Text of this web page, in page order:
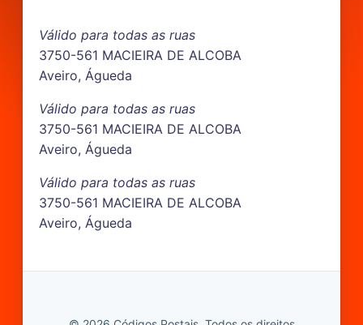
Válido para todas as ruas
3750-561 MACIEIRA DE ALCOBA
Aveiro, Águeda
Válido para todas as ruas
3750-561 MACIEIRA DE ALCOBA
Aveiro, Águeda
Válido para todas as ruas
3750-561 MACIEIRA DE ALCOBA
Aveiro, Águeda